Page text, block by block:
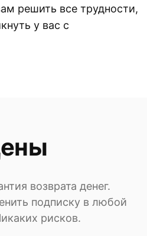
решить все трудности,
у вас с
возврата денег.
подписку в любой
рисков.